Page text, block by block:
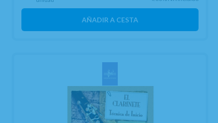
AÑADIR A CESTA